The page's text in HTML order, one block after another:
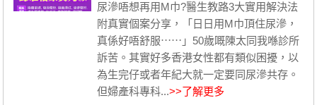
尿滲唔想再用M巾?醫生教路3大實用解決法
附真實個案分享，「日日用M巾頂住尿滲，
真係好唔舒服⋯⋯」50歲嘅陳太同我喺診所
訴苦。其實好多香港女性都有類似困擾，以
為生完仔或者年紀大就一定要同尿滲共存。
但婦產科專科...>>了解更多